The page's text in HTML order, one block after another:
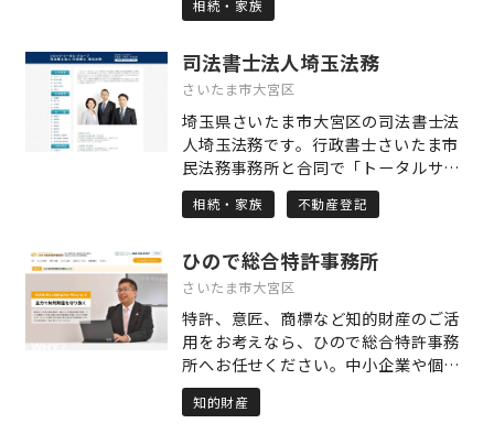
ます。 労務に関するご相談は、当事務
所までお気軽にご相談ください。
りましたので、様々な提案やアドバイ
飾郡松伏町、越谷市、春日部市、吉川
市、千葉県野田市を中心に関東地方の
9：00～18：00（毎週水曜日定休）と
なります。初回お問い合わせ・相談
は、無料ですので、まずは、お気軽に
ご連絡下さい。宜しくお願い致しま
す。
相続・家族
司法書士法人埼玉法務
さいたま市大宮区
埼玉県さいたま市大宮区の司法書士法
人埼玉法務です。行政書士さいたま市
民法務事務所と合同で「トータルサポ
ートオフィス」として活動していま
す。土日・祝日・時間外のご相談も、
すのでお気軽にご連絡下さい。春日部
オフィスのほか、さいたま市大宮オフ
ィスもございます。 ～対応エリア～ 埼
玉県全域・春日部市・草加市・越谷
市・八潮市・三郷市・吉川市・松伏
町・行田市・加須市・羽生市・久喜
市・蓮田市・幸手市・白岡市・宮代
町・杉戸町・さいたま市・川口市・蕨
相続・家族 不動産登記
ひので総合特許事務所
さいたま市大宮区
特許、意匠、商標など知的財産のご活
用をお考えなら、ひので総合特許事務
所へお任せください。中小企業や個人
からのご依頼が多い、とっても敷居の
低い特許事務所です。知的財産に関す
知的財産